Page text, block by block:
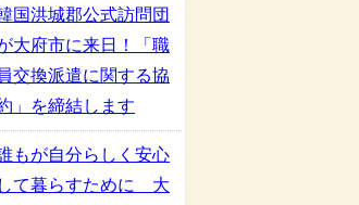
国洪城郡公式訪問団
大府市に来日！「職
員交換派遣に関する協
」を締結します
もが自分らしく安心
して暮らすために 大